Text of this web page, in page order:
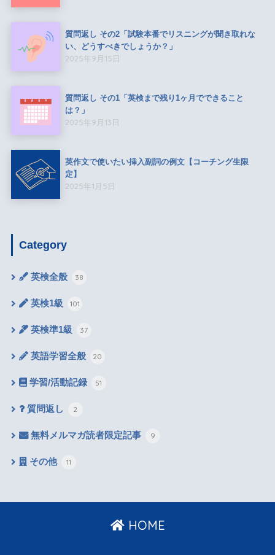
質問返し その2「試験本番でリスニングが聞き取れな
い、どうすべきでしょうか？」
2025年9月15日
質問返し その1「英検まで残り1ヶ月でできること
は？」
2025年9月13日
英作文で使いたい挿入副詞の例文【コーチング生限
定】
2025年1月5日
Category
英検全般 38
英検1級 101
英検準1級 37
英語学習全般 20
学習/活動記録 51
質問返し 2
無料メルマガ読者限定記事 9
その他 11
HOME